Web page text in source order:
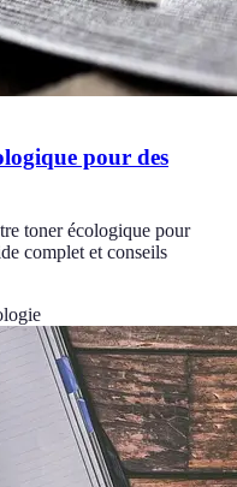
pour des
toner écologique pour
complet et conseils